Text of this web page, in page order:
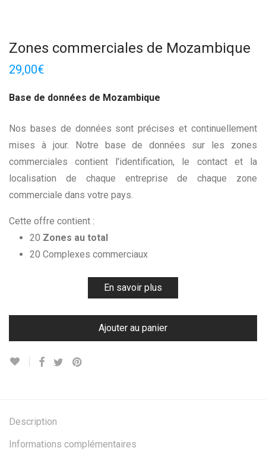
Zones commerciales de Mozambique
29,00€
Base de données de Mozambique
Nos bases de données sont précises et continuellement
mises à jour. Notre base de données sur les zones
commerciales contient l'identification, le contact et la
localisation de chaque entreprise de chaque zone
commerciale dans votre pays.
Cette offre contient :
20 Zones au total
20 Complexes commerciaux
En savoir plus
Ajouter au panier
Description
Informations complémentaires